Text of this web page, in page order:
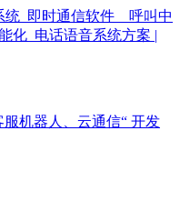
机器人、云通信“ 开发